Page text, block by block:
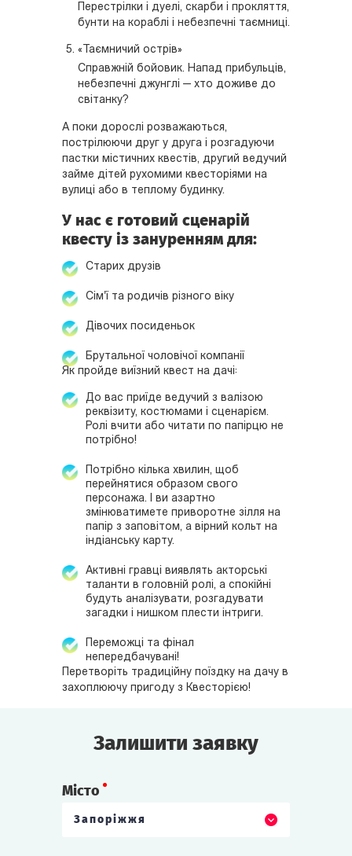
Перестрілки і дуелі, скарби і прокляття,
бунти на кораблі і небезпечні таємниці.
«Таємничий острів»
Справжній бойовик. Напад прибульців,
небезпечні джунглі — хто доживе до
світанку?
А поки дорослі розважаються,
пострілюючи друг у друга і розгадуючи
пастки містичних квестів, другий ведучий
займе дітей рухомими квесторіями на
вулиці або в теплому будинку.
У нас є готовий сценарій
квесту із зануренням для:
Старих друзів
Сім'ї та родичів різного віку
Дівочих посиденьок
Брутальної чоловічої компанії
Як пройде виїзний квест на дачі:
До вас приїде ведучий з валізою
реквізиту, костюмами і сценарієм.
Ролі вчити або читати по папірцю не
потрібно!
Потрібно кілька хвилин, щоб
перейнятися образом свого
персонажа. І ви азартно
змінюватимете приворотне зілля на
папір з заповітом, а вірний кольт на
індіанську карту.
Активні гравці виявлять акторські
таланти в головній ролі, а спокійні
будуть аналізувати, розгадувати
загадки і нишком плести інтриги.
Переможці та фінал
непередбачувані!
Перетворіть традиційну поїздку на дачу в
захоплюючу пригоду з Квесторією!
Залишити заявку
Місто
Запоріжжя